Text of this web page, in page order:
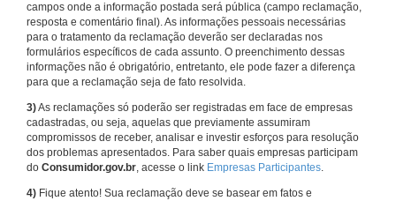
campos onde a informação postada será pública (campo reclamação,
resposta e comentário final). As informações pessoais necessárias
para o tratamento da reclamação deverão ser declaradas nos
formulários específicos de cada assunto. O preenchimento dessas
informações não é obrigatório, entretanto, ele pode fazer a diferença
para que a reclamação seja de fato resolvida.
3)As reclamações só poderão ser registradas em face de empresas
cadastradas, ou seja, aquelas que previamente assumiram
compromissos de receber, analisar e investir esforços para resolução
dos problemas apresentados. Para saber quais empresas participam
do Consumidor.gov.br, acesse o link Empresas Participantes.
4) Fique atento! Sua reclamação deve se basear em fatos e